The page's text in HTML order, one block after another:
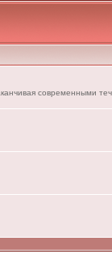
современными